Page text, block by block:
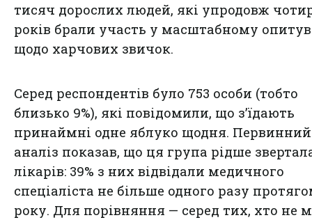
тисяч дорослих людей, які упродовж
років брали участь у масштабному
щодо харчових звичок.
Серед респондентів було 753 особи (тобто
близько 9%), які повідомили, що з’їдають
принаймні одне яблуко щодня. Первинний
аналіз показав, що ця група рідше
лікарів: 39% з них відвідали медичного
спеціаліста не більше одного разу
року. Для порівняння — серед тих, хто не